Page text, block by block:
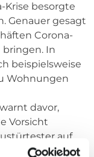
Krise besorgte
Genauer gesagt
Corona-
bringen. In
beispielsweise
Wohnungen
davor,
Vorsicht
auf
in den dafür